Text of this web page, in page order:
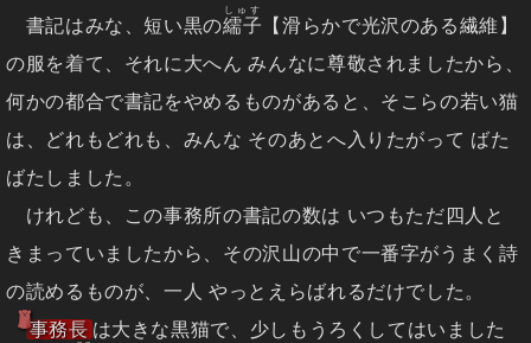
書記はみな、短い黒の繻子
しゅす
【滑らかで光沢のある繊維】
の服を着て、それに大へん みんなに尊敬されましたから、
何かの都合で書記をやめるものがあると、そこらの若い猫
は、どれもどれも、みんな そのあとへ入りたがって ばた
ばたしました。
けれども、この事務所の書記の数は いつもただ四人と
きまっていましたから、その沢山の中で一番字がうまく詩
の読めるものが、一人 やっとえらばれるだけでした。
事務長 は大きな黒猫で、少し もうろく してはいました